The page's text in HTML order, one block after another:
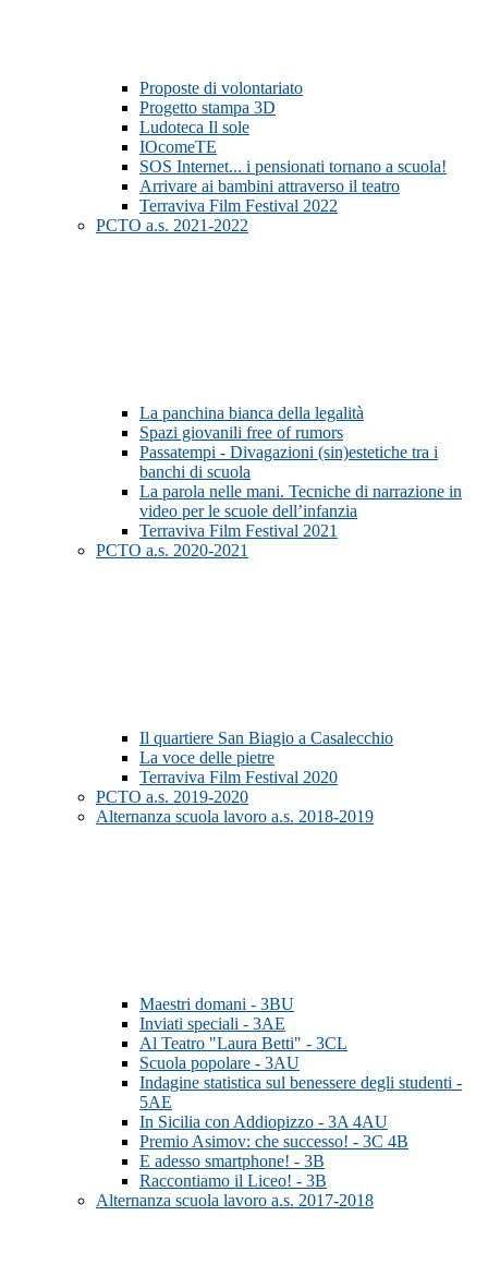
Proposte di volontariato
Progetto stampa 3D
Ludoteca Il sole
IOcomeTE
SOS Internet... i pensionati tornano a scuola!
Arrivare ai bambini attraverso il teatro
Terraviva Film Festival 2022
PCTO a.s. 2021-2022
La panchina bianca della legalità
Spazi giovanili free of rumors
Passatempi - Divagazioni (sin)estetiche tra i
banchi di scuola
La parola nelle mani. Tecniche di narrazione in
video per le scuole dell’infanzia
Terraviva Film Festival 2021
PCTO a.s. 2020-2021
Il quartiere San Biagio a Casalecchio
La voce delle pietre
Terraviva Film Festival 2020
PCTO a.s. 2019-2020
Alternanza scuola lavoro a.s. 2018-2019
Maestri domani - 3BU
Inviati speciali - 3AE
Al Teatro "Laura Betti" - 3CL
Scuola popolare - 3AU
Indagine statistica sul benessere degli studenti -
5AE
In Sicilia con Addiopizzo - 3A 4AU
Premio Asimov: che successo! - 3C 4B
E adesso smartphone! - 3B
Raccontiamo il Liceo! - 3B
Alternanza scuola lavoro a.s. 2017-2018